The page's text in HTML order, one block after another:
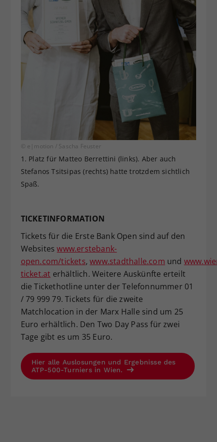
© e|motion / Sascha Feuster
1. Platz für Matteo Berrettini (links). Aber auch
Stefanos Tsitsipas (rechts) hatte trotzdem sichtlich
Spaß.
TICKETINFORMATION
Tickets für die Erste Bank Open sind auf den
Websiteswww.erstebank-
open.com/tickets,www.stadthalle.com und
ticket.at erhältlich. Weitere Auskünfte erteilt
die Tickethotline unter der Telefonnummer 01
/ 79 999 79. Tickets für die zweite
Matchlocation in der Marx Halle sind um 25
Euro erhältlich. Den Two Day Pass für zwei
Tage gibt es um 35 Euro.
Hier alle Auslosungen und Ergebnisse des
ATP-500-Turniers in Wien.